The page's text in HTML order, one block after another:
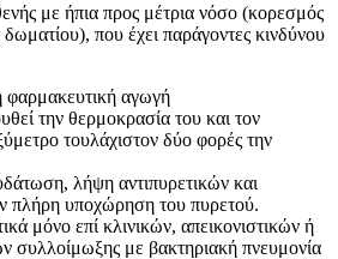
με ήπια προς μέτρια νόσο (κορεσμός
που έχει παράγοντες κινδύνου
φαρμακευτική αγωγή
την θερμοκρασία του και τον
τουλάχιστον δύο φορές την
λήψη αντιπυρετικών και
πλήρη υποχώρηση του πυρετού.
μόνο επί κλινικών, απεικονιστικών ή
συλλοίμωξης με βακτηριακή πνευμονία